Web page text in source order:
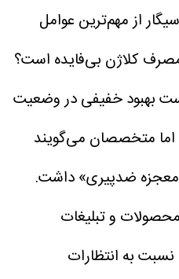
از مهم‌ترین عوامل
کلاژن بی‌فایده است؟
بهبود خفیفی در وضعیت
اما متخصصان می‌گویند
«معجزه ضدپیری» داشت.
و تبلیغات
به انتظارات